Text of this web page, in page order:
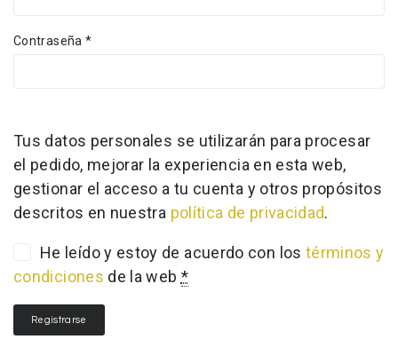
Contraseña *
Tus datos personales se utilizarán para procesar
el pedido, mejorar la experiencia en esta web,
gestionar el acceso a tu cuenta y otros propósitos
descritos en nuestra política de privacidad.
He leído y estoy de acuerdo con los términos y
condiciones de la web *
Registrarse